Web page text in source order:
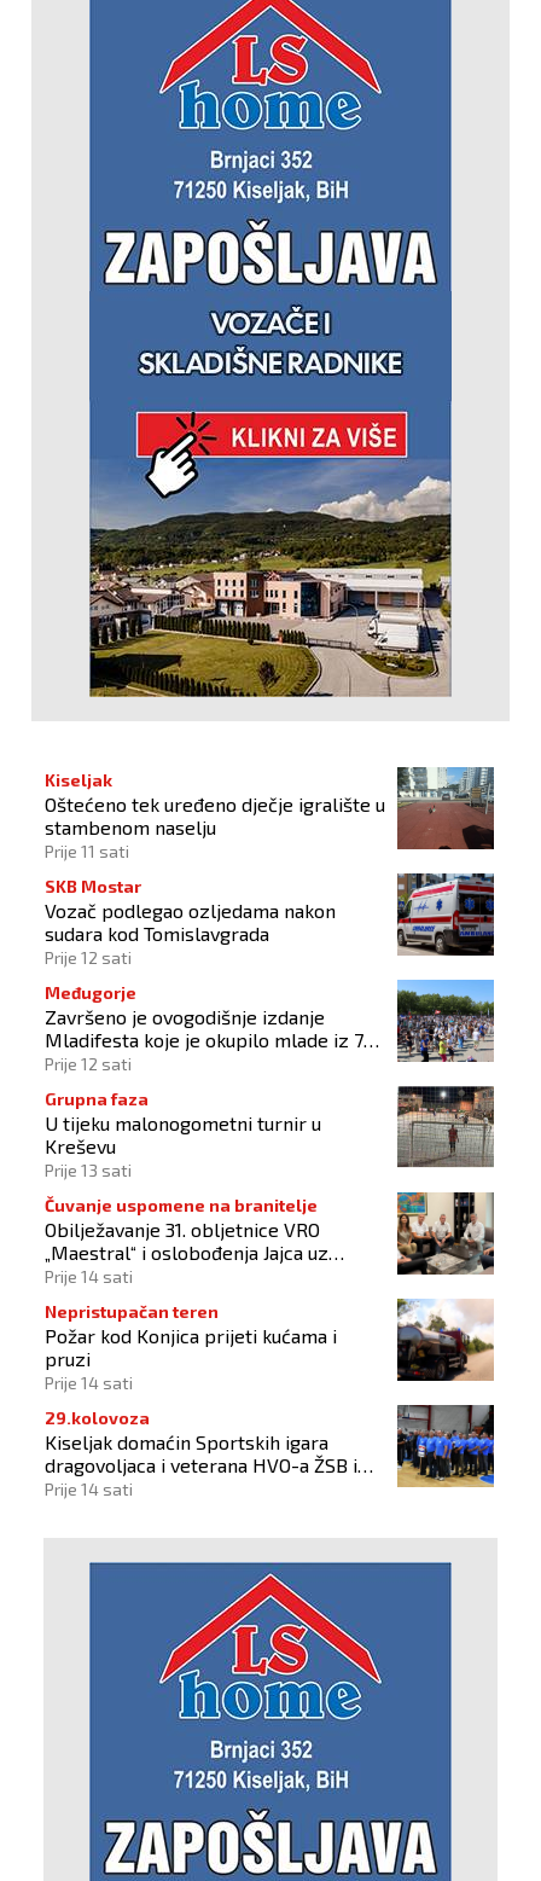
Kiseljak
Oštećeno tek uređeno dječje igralište u
stambenom naselju
Prije 11 sati
SKB Mostar
Vozač podlegao ozljedama nakon
sudara kod Tomislavgrada
Prije 12 sati
Međugorje
Završeno je ovogodišnje izdanje
Mladifesta koje je okupilo mlade iz 73
zemlje svijeta
Prije 12 sati
Grupna faza
U tijeku malonogometni turnir u
Kreševu
Prije 13 sati
Čuvanje uspomene na branitelje
Obilježavanje 31. obljetnice VRO
„Maestral“ i oslobođenja Jajca uz
pokroviteljstvo HNS-a BiH
Prije 14 sati
Nepristupačan teren
Požar kod Konjica prijeti kućama i
pruzi
Prije 14 sati
29.kolovoza
Kiseljak domaćin Sportskih igara
dragovoljaca i veterana HVO-a ŽSB i
Dana branitelja
Prije 14 sati